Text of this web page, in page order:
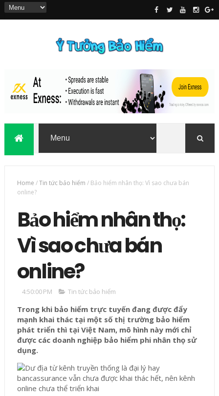
Home /Tin tức bảo hiểm / Bảo hiểm nhân thọ: Vì sao chưa bán
online?
Bảo hiểm nhân thọ:
Vì sao chưa bán
online?
4:50:00 PM Tin tức bảo hiểm
Trong khi bảo hiểm trực tuyến đang được đẩy
mạnh khai thác tại một số thị trường bảo hiểm
phát triển thì tại Việt Nam, mô hình này mới chỉ
được các doanh nghiệp bảo hiểm phi nhân thọ sử
dụng.